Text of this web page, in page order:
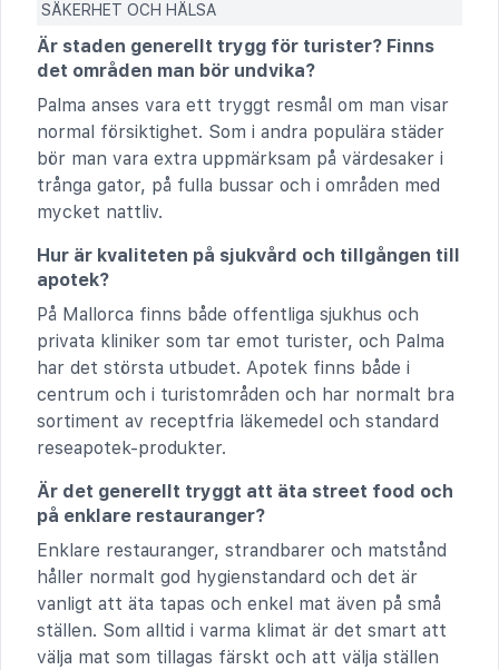
SÄKERHET OCH HÄLSA
Är staden generellt trygg för turister? Finns
det områden man bör undvika?
Palma anses vara ett tryggt resmål om man visar
normal försiktighet. Som i andra populära städer
bör man vara extra uppmärksam på värdesaker i
trånga gator, på fulla bussar och i områden med
mycket nattliv.
Hur är kvaliteten på sjukvård och tillgången till
apotek?
På Mallorca finns både offentliga sjukhus och
privata kliniker som tar emot turister, och Palma
har det största utbudet. Apotek finns både i
centrum och i turistområden och har normalt bra
sortiment av receptfria läkemedel och standard
reseapotek-produkter.
Är det generellt tryggt att äta street food och
på enklare restauranger?
Enklare restauranger, strandbarer och matstånd
håller normalt god hygienstandard och det är
vanligt att äta tapas och enkel mat även på små
ställen. Som alltid i varma klimat är det smart att
välja mat som tillagas färskt och att välja ställen